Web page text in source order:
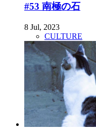
#53 南極の石
8 Jul, 2023
CULTURE